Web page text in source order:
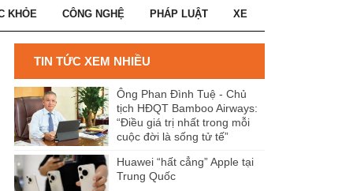
KHỎE CÔNG NGHỆ PHÁP LUẬT XE
TIN TỨC XEM NHIỀU
Ông Phan Đình Tuệ - Chủ
tịch HĐQT Bamboo Airways:
“Điều giá trị nhất trong mỗi
cuộc đời là sống tử tế”
Huawei “hất cẳng” Apple tại
Trung Quốc